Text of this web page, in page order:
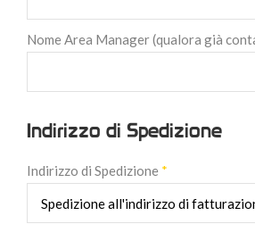
Nome Area Manager (qualora già
Indirizzo di Spedizione
Indirizzo di Spedizione *